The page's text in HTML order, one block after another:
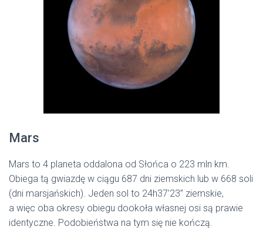
Mars
Mars to 4 planeta oddalona od Słońca o 223 mln km.
Obiega tą gwiazdę w ciągu 687 dni ziemskich lub w 668 soli
(dni marsjańskich). Jeden sol to 24h37’23” ziemskie,
a więc oba okresy obiegu dookoła własnej osi są prawie
identyczne. Podobieństwa na tym się nie kończą.